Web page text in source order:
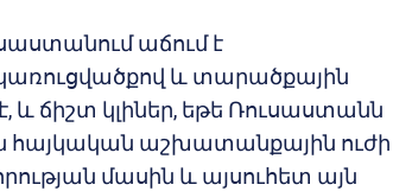
աճում է
կառուցվածքով և տարածքային
և ճիշտ կլիներ, եթե Ռուսաստանն
հայկական աշխատանքային ուժի
մասին և այսուհետ այն